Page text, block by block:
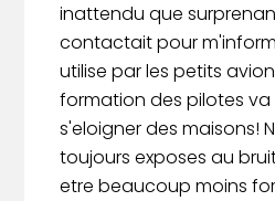
inattendu que
contactait pour
utilise par les petits
formation des pilotes
s'eloigner des maisons!
toujours exposes au
etre beaucoup moins